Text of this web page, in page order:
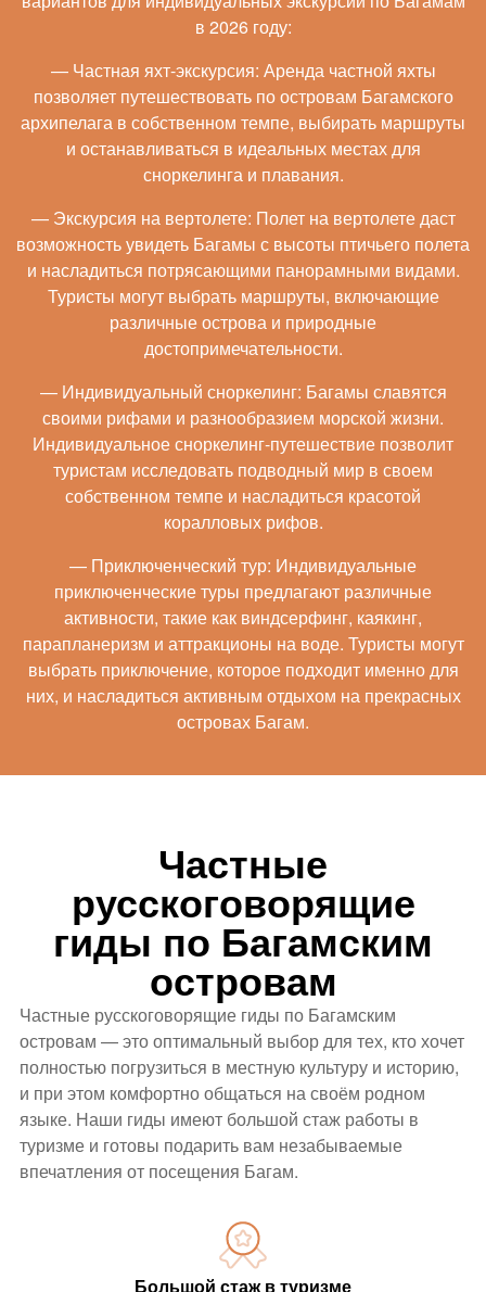
в 2026 году:
— Частная яхт-экскурсия: Аренда частной яхты
позволяет путешествовать по островам Багамского
архипелага в собственном темпе, выбирать маршруты
и останавливаться в идеальных местах для
сноркелинга и плавания.
— Экскурсия на вертолете: Полет на вертолете даст
возможность увидеть Багамы с высоты птичьего полета
и насладиться потрясающими панорамными видами.
Туристы могут выбрать маршруты, включающие
различные острова и природные
достопримечательности.
— Индивидуальный сноркелинг: Багамы славятся
своими рифами и разнообразием морской жизни.
Индивидуальное сноркелинг-путешествие позволит
туристам исследовать подводный мир в своем
собственном темпе и насладиться красотой
коралловых рифов.
— Приключенческий тур: Индивидуальные
приключенческие туры предлагают различные
активности, такие как виндсерфинг, каякинг,
парапланеризм и аттракционы на воде. Туристы могут
выбрать приключение, которое подходит именно для
них, и насладиться активным отдыхом на прекрасных
островах Багам.
Частные
русскоговорящие
гиды по Багамским
островам
Частные русскоговорящие гиды по Багамским
островам — это оптимальный выбор для тех, кто хочет
полностью погрузиться в местную культуру и историю,
и при этом комфортно общаться на своём родном
языке. Наши гиды имеют большой стаж работы в
туризме и готовы подарить вам незабываемые
впечатления от посещения Багам.
Большой стаж в туризме